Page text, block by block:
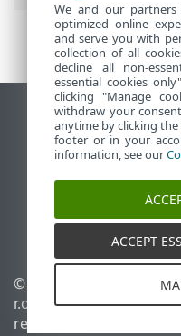
Ver site para
End of Life
Base de
Fórum ESET
ESET Status Portal
Suporte regional
© 1992 - 2026 ESET,
r.o. - Todos os direitos
reservados.
We and our
optimized online
and serve you with
collection of all
decline all non-
essential cookies
clicking "Manage
withdraw your
anytime by clicking
footer or in your
information, see our
ACCEPT